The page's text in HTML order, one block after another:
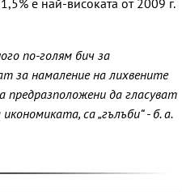
е най-високата от 2009 г.
по-голям бич за
за намаление на лихвените
предразположени да гласуват
са „гълъби“ - б. а.